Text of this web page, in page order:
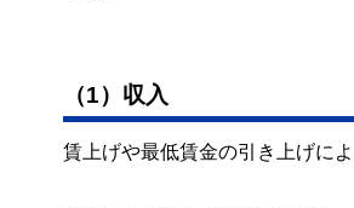
（1）収入
賃上げや最低賃金の引き上げに